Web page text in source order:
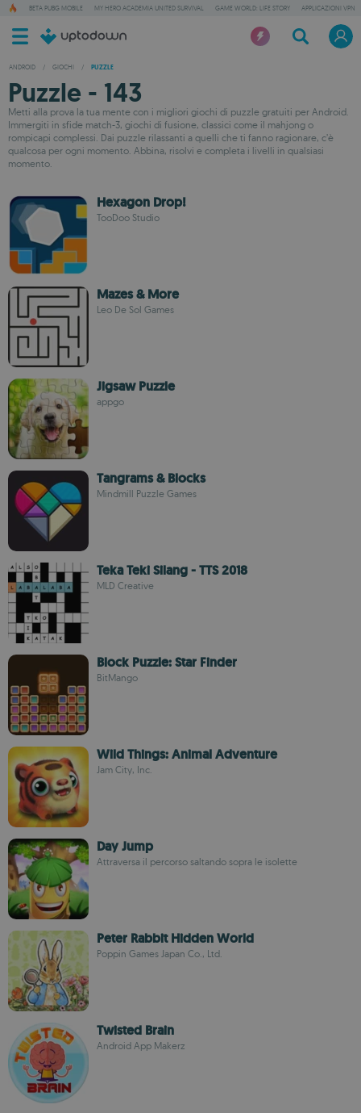
BETA PUBG MOBILE MY HERO ACADEMIA UNITED SURVIVAL GAME WORLD: LIFE STORY APPLICAZIONI VPN
ANDROID / GIOCHI / PUZZLE
Puzzle - 143
Metti alla prova la tua mente con i migliori giochi di puzzle gratuiti per Android.
Immergiti in sfide match-3, giochi di fusione, classici come il mahjong o
rompicapi complessi. Dai puzzle rilassanti a quelli che ti fanno ragionare, c’è
qualcosa per ogni momento. Abbina, risolvi e completa i livelli in qualsiasi
momento.
Hexagon Drop!
TooDoo Studio
Mazes & More
Leo De Sol Games
Jigsaw Puzzle
appgo
Tangrams & Blocks
Mindmill Puzzle Games
Teka Teki Silang - TTS 2018
MLD Creative
Block Puzzle: Star Finder
BitMango
Wild Things: Animal Adventure
Jam City, Inc.
Day Jump
Attraversa il percorso saltando sopra le isolette
Peter Rabbit Hidden World
Poppin Games Japan Co., Ltd.
Twisted Brain
Android App Makerz